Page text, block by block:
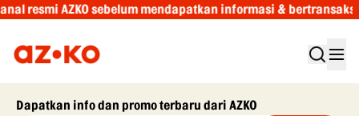
resmi AZKO sebelum mendapatkan informasi & bertransaksi
Dapatkan info dan promo terbaru dari AZKO